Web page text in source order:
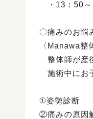
・13：50～
〇痛みのお悩
〈Manawa整
整体師が産
施術中にお
①姿勢診断
②痛みの原因